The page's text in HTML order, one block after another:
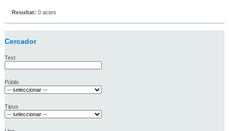
Resultat: 0 actes
Cercador
Text
Públic
Tipus